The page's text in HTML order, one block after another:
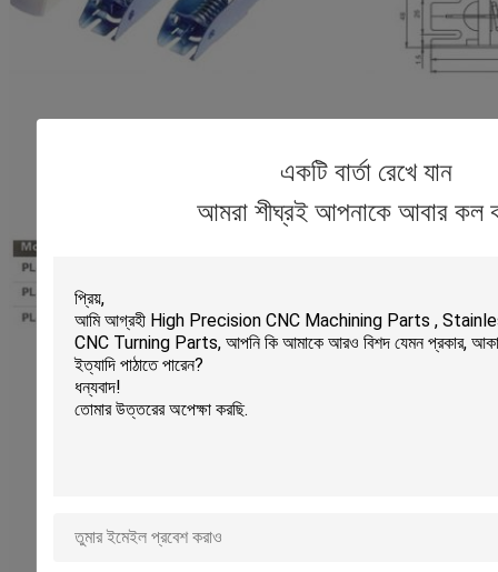
একটি বার্তা রেখে যান
আমরা শীঘ্রই আপনাকে আবার কল